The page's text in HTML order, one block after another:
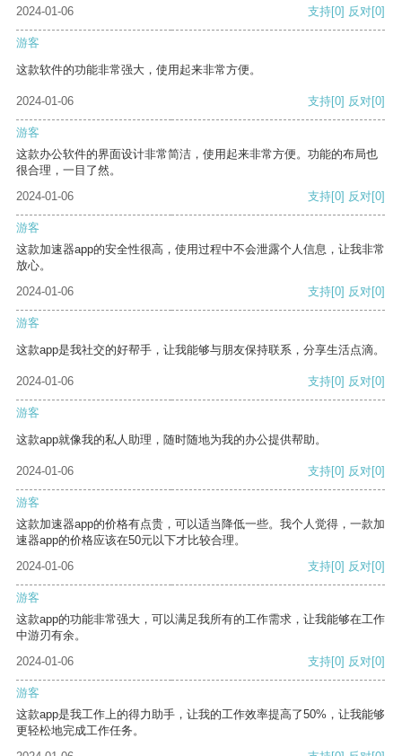
2024-01-06
支持[0] 反对[0]
游客
这款软件的功能非常强大，使用起来非常方便。
2024-01-06 支持[0] 反对[0]
游客
这款办公软件的界面设计非常简洁，使用起来非常方便。功能的布局也
很合理，一目了然。
2024-01-06
支持[0] 反对[0]
游客
这款加速器app的安全性很高，使用过程中不会泄露个人信息，让我非常
放心。
2024-01-06
支持[0] 反对[0]
游客
这款app是我社交的好帮手，让我能够与朋友保持联系，分享生活点滴。
2024-01-06 支持[0] 反对[0]
游客
这款app就像我的私人助理，随时随地为我的办公提供帮助。
2024-01-06 支持[0] 反对[0]
游客
这款加速器app的价格有点贵，可以适当降低一些。我个人觉得，一款加
速器app的价格应该在50元以下才比较合理。
2024-01-06
支持[0] 反对[0]
游客
这款app的功能非常强大，可以满足我所有的工作需求，让我能够在工作
中游刃有余。
2024-01-06
支持[0] 反对[0]
游客
这款app是我工作上的得力助手，让我的工作效率提高了50%，让我能够
更轻松地完成工作任务。